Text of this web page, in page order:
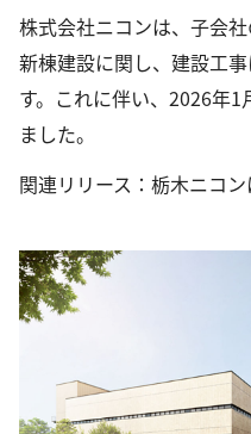
株式会社ニコンは、子会
新棟建設に関し、建設工
す。これに伴い、2026年
ました。
関連リリース： 栃木ニコ